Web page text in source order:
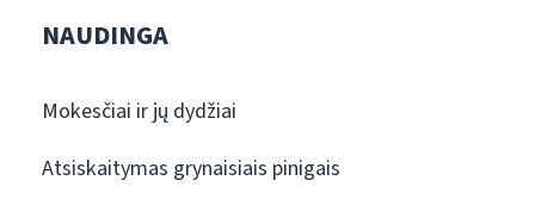
NAUDINGA
Mokesčiai ir jų dydžiai
Atsiskaitymas grynaisiais pinigais